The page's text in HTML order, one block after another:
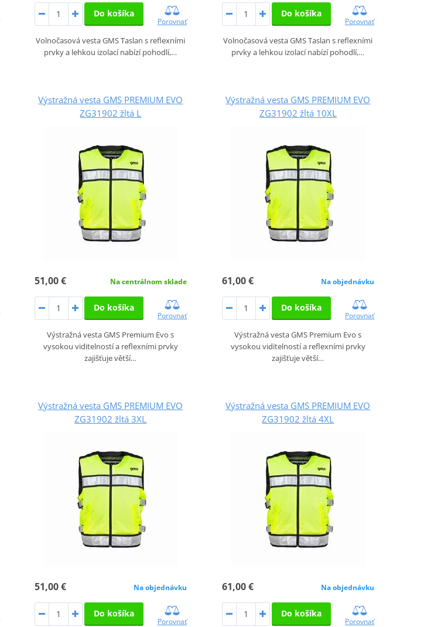
Do košíka
Porovnať
Volnočasová vesta GMS Taslan s reflexními
prvky a lehkou izolací nabízí pohodlí,…
Do košíka
Porovnať
Volnočasová vesta GMS Taslan s reflexními
prvky a lehkou izolací nabízí pohodlí,…
Výstražná vesta GMS PREMIUM EVO
ZG31902 žltá L
51,00 € Na centrálnom sklade
Do košíka
Porovnať
Výstražná vesta GMS Premium Evo s
vysokou viditelností a reflexními prvky
zajišťuje větší…
Výstražná vesta GMS PREMIUM EVO
ZG31902 žltá 10XL
61,00 € Na objednávku
Do košíka
Porovnať
Výstražná vesta GMS Premium Evo s
vysokou viditelností a reflexními prvky
zajišťuje větší…
Výstražná vesta GMS PREMIUM EVO
ZG31902 žltá 3XL
51,00 € Na objednávku
Do košíka
Porovnať
Výstražná vesta GMS PREMIUM EVO
ZG31902 žltá 4XL
61,00 € Na objednávku
Do košíka
Porovnať